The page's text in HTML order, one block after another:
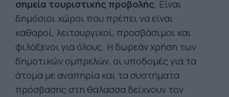
σημεία τουριστικής προβολής. Είναι
δημόσιοι χώροι που πρέπει να είναι
καθαροί, λειτουργικοί, προσβάσιμοι και
φιλόξενοι για όλους. Η δωρεάν χρήση των
δημοτικών ομπρελών, οι υποδομές για τα
άτομα με αναπηρία και τα συστήματα
πρόσβασης στη θάλασσα δείχνουν τον